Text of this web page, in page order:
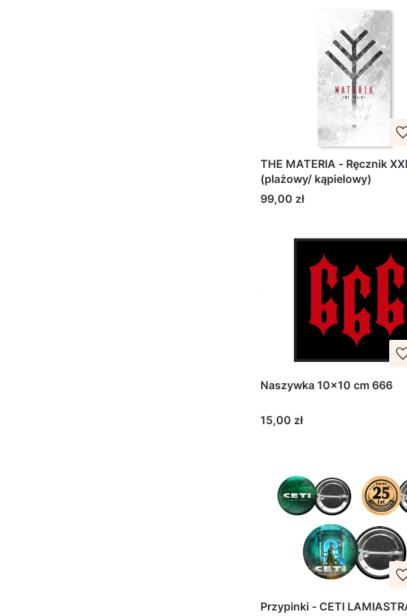
THE MATERIA - Ręcznik
(plażowy/ kąpielowy)
Cena
99,00 zł
Naszywka 10x10 cm 666
Cena
15,00 zł
Przypinki - CETI